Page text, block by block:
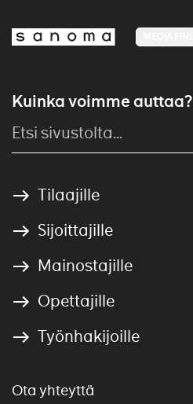
Kuinka voimme auttaa?
Tilaajille
Sijoittajille
Mainostajille
Opettajille
Työnhakijoille
Ota yhteyttä